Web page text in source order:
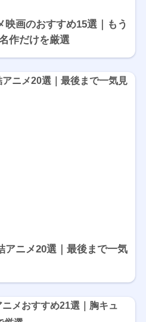
映画のおすすめ15選｜もう
作だけを厳選
アニメ20選｜最後まで一気